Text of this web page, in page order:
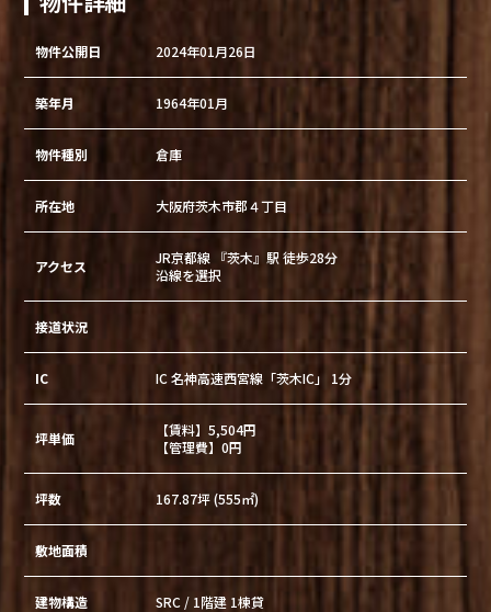
物件公開日 2024年01月26日
築年月 1964年01月
物件種別 倉庫
所在地 大阪府茨木市郡４丁目
アクセス
JR京都線 『茨木』駅 徒歩28分
沿線を選択
接道状況
IC IC 名神高速西宮線「茨木IC」 1分
坪単価
【賃料】5,504円
【管理費】0円
坪数 167.87坪 (555㎡)
敷地面積
建物構造 SRC / 1階建 1棟貸